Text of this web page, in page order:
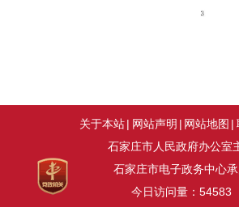
关于本站| 网站声明 | 网站地图 |
石家庄市人民政府办公室
石家庄市电子政务中心
今日访问量： 54583